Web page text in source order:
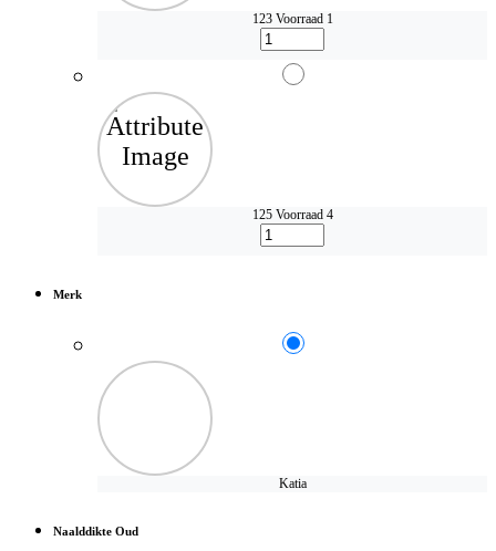
123 Voorraad 1
125 Voorraad 4
Merk
Katia
Naalddikte Oud